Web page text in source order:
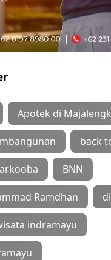
Apotek di
back
BNN
Ramdhan
indramayu